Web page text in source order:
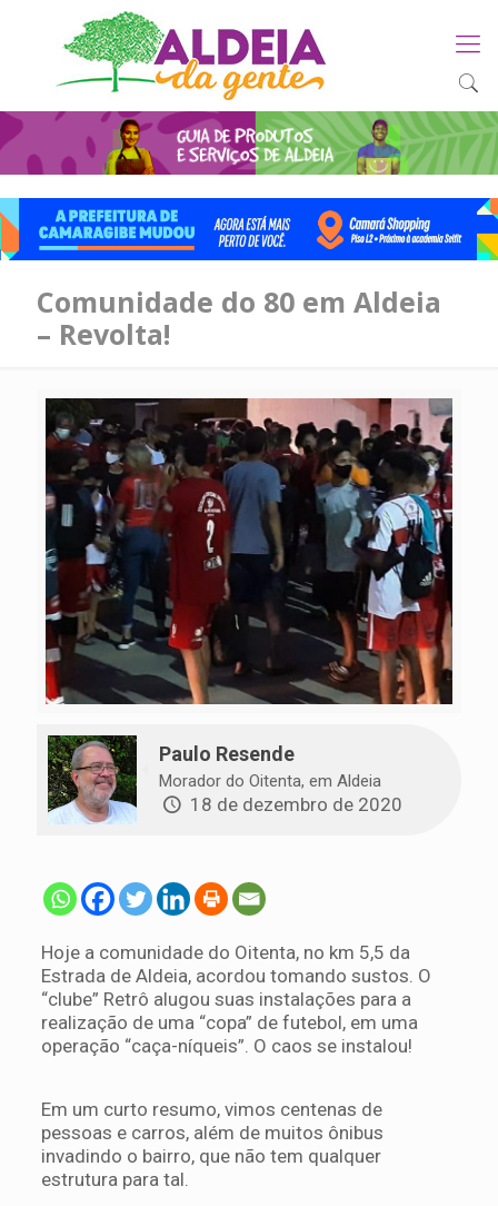
Comunidade do 80 em Aldeia
– Revolta!
Paulo Resende
Morador do Oitenta, em Aldeia
18 de dezembro de 2020
Hoje a comunidade do Oitenta, no km 5,5 da
Estrada de Aldeia, acordou tomando sustos. O
“clube” Retrô alugou suas instalações para a
realização de uma “copa” de futebol, em uma
operação “caça-níqueis”. O caos se instalou!
Em um curto resumo, vimos centenas de
pessoas e carros, além de muitos ônibus
invadindo o bairro, que não tem qualquer
estrutura para tal.